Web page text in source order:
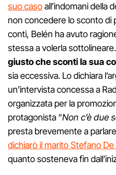
suo casoall’indomani della
non concedere lo sconto di
conti, Belén ha avuto
stessa a volerla sottolineare.
giusto che sconti la sua
sia eccessiva. Lo dichiara
un’intervista concessa a
organizzata per la
protagonista “Non c’è due
presta brevemente a
dichiarò il marito Stefano
quanto sosteneva fin